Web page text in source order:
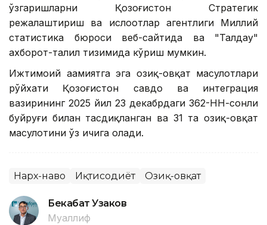
ўзгаришларни Қозоғистон Стратегик
режалаштириш ва ислоҳотлар агентлиги Миллий
статистика бюроси веб-сайтида ва "Талдау"
ахборот-таҳлил тизимида кўриш мумкин.
Ижтимоий аҳамиятга эга озиқ-овқат маҳсулотлари
рўйхати Қозоғистон савдо ва интеграция
вазирининг 2025 йил 23 декабрдаги 362-НН-сонли
буйруғи билан тасдиқланган ва 31 та озиқ-овқат
маҳсулотини ўз ичига олади.
Нарх-наво Иқтисодиёт Озиқ-овқат
Бекабат Узаков
Муаллиф